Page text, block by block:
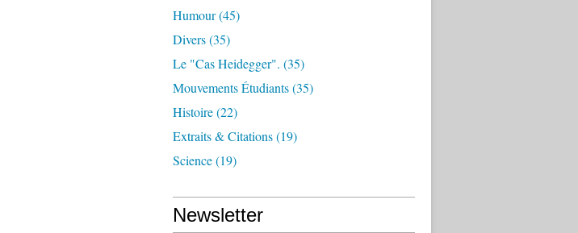
Humour(45)
Divers(35)
Le "cas Heidegger". (35)
Mouvements Étudiants(35)
Histoire(22)
Extraits & Citations(19)
Science(19)
Newsletter